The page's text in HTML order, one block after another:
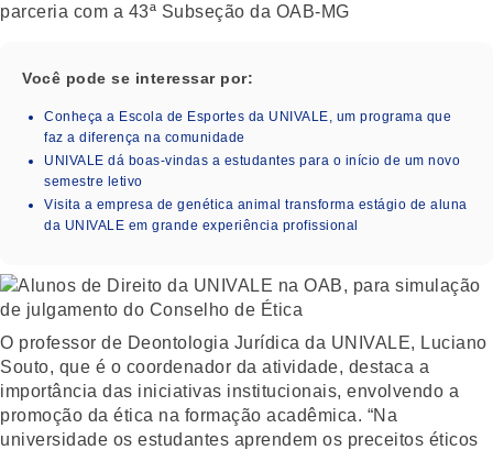
parceria com a 43ª Subseção da OAB-MG
Você pode se interessar por:
Conheça a Escola de Esportes da UNIVALE, um programa que
faz a diferença na comunidade
UNIVALE dá boas-vindas a estudantes para o início de um novo
semestre letivo
Visita a empresa de genética animal transforma estágio de aluna
da UNIVALE em grande experiência profissional
O professor de Deontologia Jurídica da UNIVALE, Luciano
Souto, que é o coordenador da atividade, destaca a
importância das iniciativas institucionais, envolvendo a
promoção da ética na formação acadêmica. “Na
universidade os estudantes aprendem os preceitos éticos